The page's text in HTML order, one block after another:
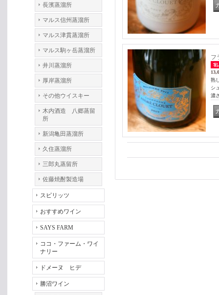
長濱蒸溜所
マルス信州蒸溜所
マルス津貫蒸溜所
マルス駒ヶ岳蒸溜所
井川蒸溜所
厚岸蒸溜所
その他ウイスキー
木内酒造 八郷蒸留
所
新潟亀田蒸溜所
久住蒸溜所
三郎丸蒸留所
佐藤焼酎製造場
スピリッツ
おすすめワイン
SAYS FARM
ココ・ファーム・ワイ
ナリー
ドメーヌ ヒデ
勝沼ワイン
フ
熟
シ
濃